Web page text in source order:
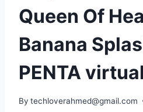
Queen Of
Banana
PENTA
By techloverahmed@gmail.com